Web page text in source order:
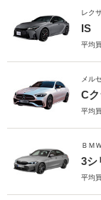
レク
IS
平均
メル
C
平均
ＢＭＷ
3シ
平均